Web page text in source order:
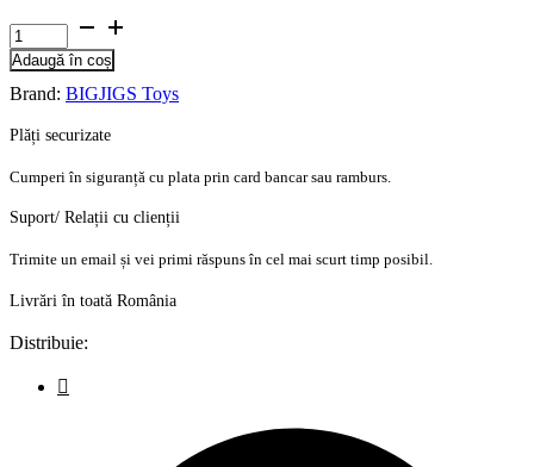
Cantitate
Titirez
din
lemn
Adaugă în coș
Brand: BIGJIGS Toys
Plăți securizate
Cumperi în siguranță cu plata prin card bancar sau ramburs.
Suport/ Relații cu clienții
Trimite un email și vei primi răspuns în cel mai scurt timp posibil.
Livrări în toată România
Distribuie: